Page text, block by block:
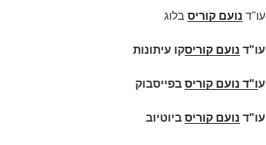
עו"ד נועם קוריס בלוג
עו"ד נועם קוריסקו עיתונות
עו"ד נועם קוריס בפייסבוק
עו"ד נועם קוריס ביוטיוב